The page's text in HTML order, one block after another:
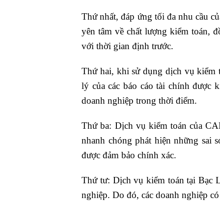
Thứ nhất, đáp ứng tối đa nhu cầu
yên tâm về chất lượng kiểm toán,
với thời gian định trước.
Thứ hai, khi sử dụng dịch vụ kiểm
lý của các báo cáo tài chính được
doanh nghiệp trong thời điểm.
Thứ ba: Dịch vụ kiểm toán của
nhanh chóng phát hiện những sai
được đảm bảo chính xác.
Thứ tư: Dịch vụ kiểm toán tại Bạc
nghiệp. Do đó, các doanh nghiệp